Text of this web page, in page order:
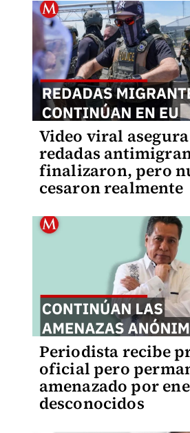
Video viral
redadas
finalizaron, pero
cesaron realmente
Periodista recibe
oficial pero
amenazado por
desconocidos